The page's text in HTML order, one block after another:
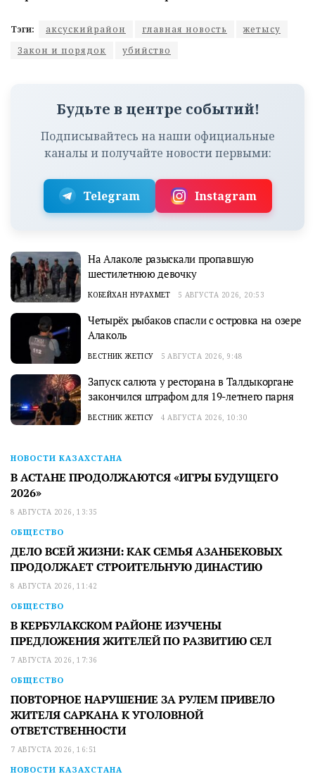
Тэги: аксускийрайон главная новость
жетысу
Закон и порядок
убийство
Будьте в центре событий!
Подписывайтесь на наши официальные
каналы и получайте новости первыми:
Telegram Instagram
На Алаколе разыскали пропавшую
шестилетнюю девочку
КОБЕЙХАН НУРАХМЕТ 5 АВГУСТА 2026, 20:53
Четырёх рыбаков спасли с островка на озере
Алаколь
ВЕСТНИК ЖЕТІСУ 5 АВГУСТА 2026, 9:48
Запуск салюта у ресторана в Талдыкоргане
закончился штрафом для 19-летнего парня
ВЕСТНИК ЖЕТІСУ 4 АВГУСТА 2026, 10:30
НОВОСТИ КАЗАХСТАНА
В АСТАНЕ ПРОДОЛЖАЮТСЯ «ИГРЫ БУДУЩЕГО
2026»
8 АВГУСТА 2026, 13:35
ОБЩЕСТВО
ДЕЛО ВСЕЙ ЖИЗНИ: КАК СЕМЬЯ АЗАНБЕКОВЫХ
ПРОДОЛЖАЕТ СТРОИТЕЛЬНУЮ ДИНАСТИЮ
8 АВГУСТА 2026, 11:42
ОБЩЕСТВО
В КЕРБУЛАКСКОМ РАЙОНЕ ИЗУЧЕНЫ
ПРЕДЛОЖЕНИЯ ЖИТЕЛЕЙ ПО РАЗВИТИЮ СЕЛ
7 АВГУСТА 2026, 17:36
ОБЩЕСТВО
ПОВТОРНОЕ НАРУШЕНИЕ ЗА РУЛЕМ ПРИВЕЛО
ЖИТЕЛЯ САРКАНА К УГОЛОВНОЙ
ОТВЕТСТВЕННОСТИ
7 АВГУСТА 2026, 16:51
НОВОСТИ КАЗАХСТАНА